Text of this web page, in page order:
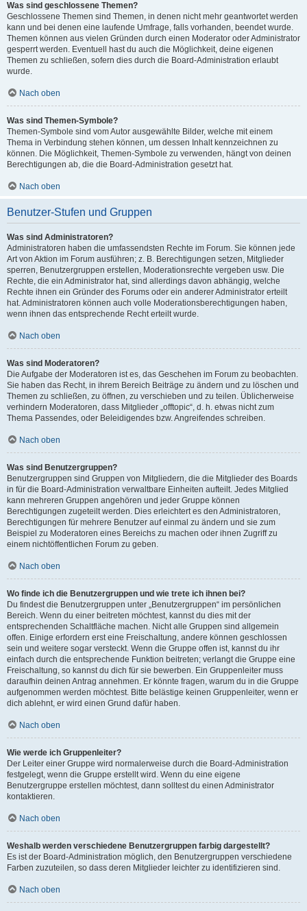
Was sind geschlossene Themen?
Geschlossene Themen sind Themen, in denen nicht mehr geantwortet werden
kann und bei denen eine laufende Umfrage, falls vorhanden, beendet wurde.
Themen können aus vielen Gründen durch einen Moderator oder Administrator
gesperrt werden. Eventuell hast du auch die Möglichkeit, deine eigenen
Themen zu schließen, sofern dies durch die Board-Administration erlaubt
wurde.
Nach oben
Was sind Themen-Symbole?
Themen-Symbole sind vom Autor ausgewählte Bilder, welche mit einem
Thema in Verbindung stehen können, um dessen Inhalt kennzeichnen zu
können. Die Möglichkeit, Themen-Symbole zu verwenden, hängt von deinen
Berechtigungen ab, die die Board-Administration gesetzt hat.
Nach oben
Benutzer-Stufen und Gruppen
Was sind Administratoren?
Administratoren haben die umfassendsten Rechte im Forum. Sie können jede
Art von Aktion im Forum ausführen; z. B. Berechtigungen setzen, Mitglieder
sperren, Benutzergruppen erstellen, Moderationsrechte vergeben usw. Die
Rechte, die ein Administrator hat, sind allerdings davon abhängig, welche
Rechte ihnen ein Gründer des Forums oder ein anderer Administrator erteilt
hat. Administratoren können auch volle Moderationsberechtigungen haben,
wenn ihnen das entsprechende Recht erteilt wurde.
Nach oben
Was sind Moderatoren?
Die Aufgabe der Moderatoren ist es, das Geschehen im Forum zu beobachten.
Sie haben das Recht, in ihrem Bereich Beiträge zu ändern und zu löschen und
Themen zu schließen, zu öffnen, zu verschieben und zu teilen. Üblicherweise
verhindern Moderatoren, dass Mitglieder „offtopic“, d. h. etwas nicht zum
Thema Passendes, oder Beleidigendes bzw. Angreifendes schreiben.
Nach oben
Was sind Benutzergruppen?
Benutzergruppen sind Gruppen von Mitgliedern, die die Mitglieder des Boards
in für die Board-Administration verwaltbare Einheiten aufteilt. Jedes Mitglied
kann mehreren Gruppen angehören und jeder Gruppe können
Berechtigungen zugeteilt werden. Dies erleichtert es den Administratoren,
Berechtigungen für mehrere Benutzer auf einmal zu ändern und sie zum
Beispiel zu Moderatoren eines Bereichs zu machen oder ihnen Zugriff zu
einem nichtöffentlichen Forum zu geben.
Nach oben
Wo finde ich die Benutzergruppen und wie trete ich ihnen bei?
Du findest die Benutzergruppen unter „Benutzergruppen“ im persönlichen
Bereich. Wenn du einer beitreten möchtest, kannst du dies mit der
entsprechenden Schaltfläche machen. Nicht alle Gruppen sind allgemein
offen. Einige erfordern erst eine Freischaltung, andere können geschlossen
sein und weitere sogar versteckt. Wenn die Gruppe offen ist, kannst du ihr
einfach durch die entsprechende Funktion beitreten; verlangt die Gruppe eine
Freischaltung, so kannst du dich für sie bewerben. Ein Gruppenleiter muss
daraufhin deinen Antrag annehmen. Er könnte fragen, warum du in die Gruppe
aufgenommen werden möchtest. Bitte belästige keinen Gruppenleiter, wenn er
dich ablehnt, er wird einen Grund dafür haben.
Nach oben
Wie werde ich Gruppenleiter?
Der Leiter einer Gruppe wird normalerweise durch die Board-Administration
festgelegt, wenn die Gruppe erstellt wird. Wenn du eine eigene
Benutzergruppe erstellen möchtest, dann solltest du einen Administrator
kontaktieren.
Nach oben
Weshalb werden verschiedene Benutzergruppen farbig dargestellt?
Es ist der Board-Administration möglich, den Benutzergruppen verschiedene
Farben zuzuteilen, so dass deren Mitglieder leichter zu identifizieren sind.
Nach oben